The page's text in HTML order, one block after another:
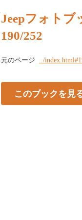
Jeepフォトブ
190/252
元のページ ../
このブックを見